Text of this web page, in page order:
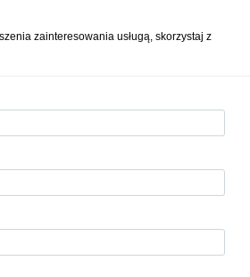
zainteresowania usługą, skorzystaj z